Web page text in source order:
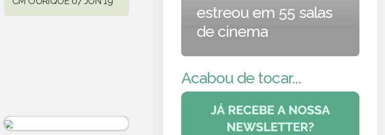
estreou em 55 salas
de cinema
Acabou de tocar...